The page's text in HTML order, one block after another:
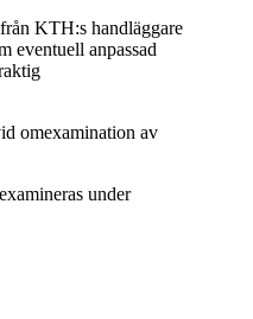
KTH:s handläggare
eventuell anpassad
omexamination av
under